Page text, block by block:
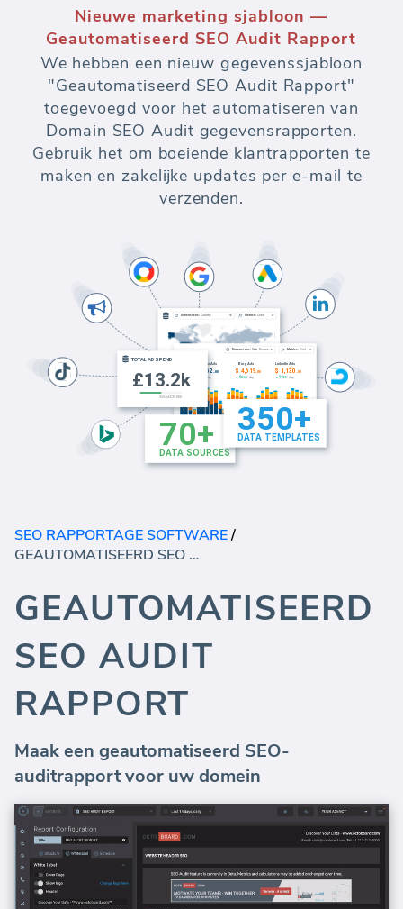
Nieuwe marketing sjabloon —
Geautomatiseerd SEO Audit Rapport
We hebben een nieuw gegevenssjabloon
"Geautomatiseerd SEO Audit Rapport"
toegevoegd voor het automatiseren van
Domain SEO Audit gegevensrapporten.
Gebruik het om boeiende klantrapporten te
maken en zakelijke updates per e-mail te
verzenden.
SEO RAPPORTAGE SOFTWARE/
GEAUTOMATISEERD SEO AUDIT RAPPORT
GEAUTOMATISEERD
SEO AUDIT
RAPPORT
Maak een geautomatiseerd SEO-
auditrapport voor uw domein